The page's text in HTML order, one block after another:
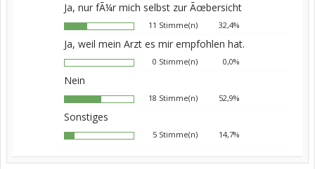
Ja, nur fÃ¼r mich selbst zur Ãœbersicht
11 Stimme(n) 32,4%
Ja, weil mein Arzt es mir empfohlen hat.
0 Stimme(n) 0,0%
Nein
18 Stimme(n) 52,9%
Sonstiges
5 Stimme(n) 14,7%